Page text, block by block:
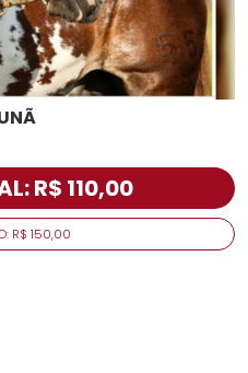
R$ 110,00
R$ 150,00